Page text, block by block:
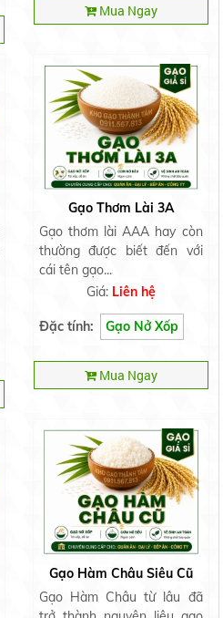
Mua Ngay
Gạo Thơm Lài 3A
Gạo thơm lài AAA hay còn
thường được biết đến với
cái tên gạo...
Giá: Liên hệ
Đặc tính: Gạo Nở Xốp
Mua Ngay
Gạo Hàm Châu Siêu Cũ
Gạo Hàm Châu từ lâu đã